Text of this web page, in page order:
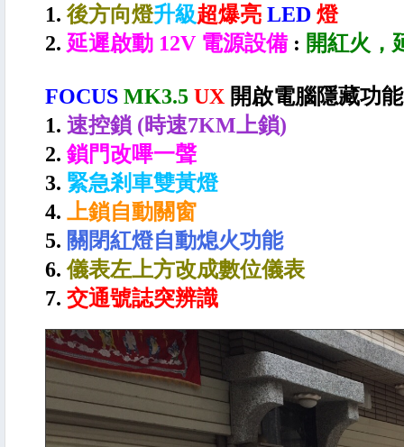
1. 後方向燈升級超爆亮 LED 燈
2. 延遲啟動 12V 電源設備: 開紅火，
FOCUS MK3.5 UX 開啟電腦隱藏功能
1. 速控鎖 (時速7KM上鎖)
2. 鎖門改嗶一聲
3. 緊急剎車雙黃燈
4. 上鎖自動關窗
5. 關閉紅燈自動熄火功能
6.儀表左上方改成數位儀表
7. 交通號誌突辨識